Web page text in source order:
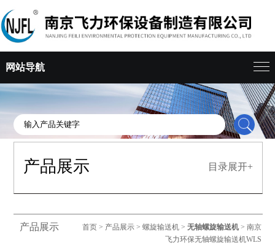
网站导航
产品展示 目录展开+
产品展示 首页> 产品展示> 螺旋输送机> 无轴螺旋输送机> 南京
飞力环保无轴螺旋输送机WLS